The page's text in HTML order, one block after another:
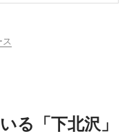
る「下北沢」